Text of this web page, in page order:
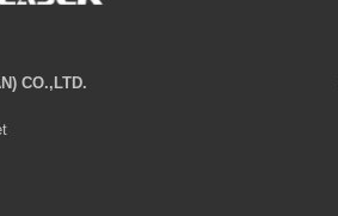
CO.,LTD.